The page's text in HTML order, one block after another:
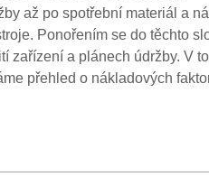
až po spotřební materiál a
Ponořením se do těchto
zařízení a plánech údržby. V
přehled o nákladových